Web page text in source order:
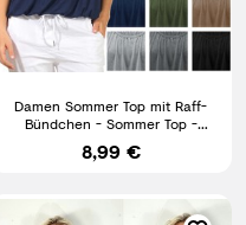
Damen Sommer Top mit Raff-
Bündchen - Sommer Top -
Träger-Top - lockeres Damentop
8,99 €